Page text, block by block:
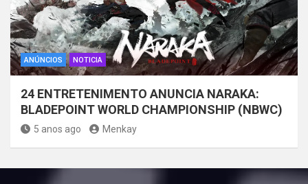
ANÚNCIOS NOTICIA
24 ENTRETENIMENTO ANUNCIA NARAKA:
BLADEPOINT WORLD CHAMPIONSHIP (NBWC)
5 anos ago Menkay